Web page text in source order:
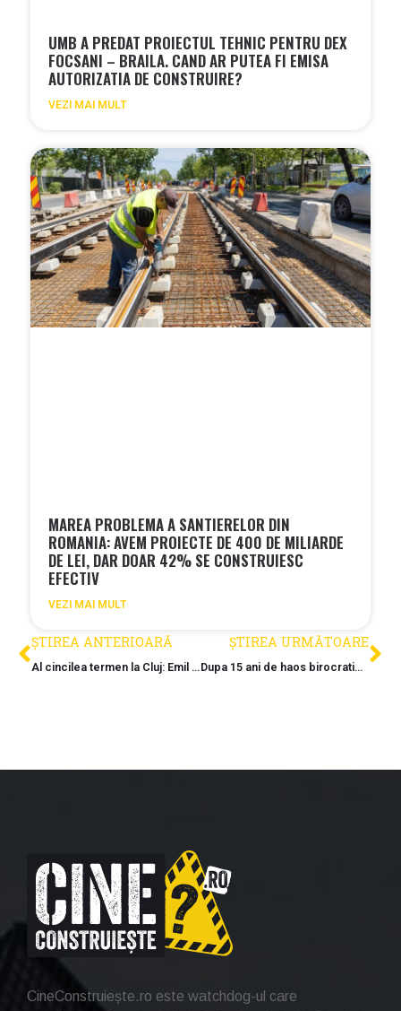
UMB A PREDAT PROIECTUL TEHNIC PENTRU DEX
FOCSANI – BRAILA. CAND AR PUTEA FI EMISA
AUTORIZATIA DE CONSTRUIRE?
VEZI MAI MULT
MAREA PROBLEMA A SANTIERELOR DIN
ROMANIA: AVEM PROIECTE DE 400 DE MILIARDE
DE LEI, DAR DOAR 42% SE CONSTRUIESC
EFECTIV
VEZI MAI MULT
ȘTIREA ANTERIOARĂ
Al cincilea termen la Cluj: Emil Boc amana din nou deschiderea tronsonului 1 al centurii metropolitane, ruta Cluj – Floresti
ȘTIREA URMĂTOARE
Dupa 15 ani de haos birocratic, Pasajul Basarab intra oficial in reparatii
CineConstruiește.ro este watchdog-ul care